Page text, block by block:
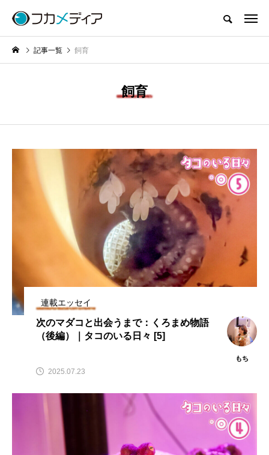
記事一覧 飼育
飼育
連載エッセイ
次のマダコと出会うまで：くろまめ物語
（後編）｜タコのいる日々 [5]
もち
2025.07.23